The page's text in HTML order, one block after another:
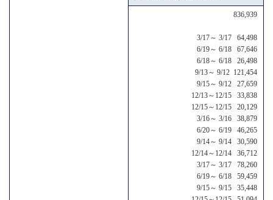
836,939
3/17～ 3/17 64,498
6/19～ 6/18 67,646
6/18～ 6/18 26,498
9/13～ 9/12 121,454
9/15～ 9/12 27,659
12/13～12/15 33,838
12/15～12/15 20,129
3/16～ 3/16 38,879
6/20～ 6/19 46,265
9/14～ 9/14 30,590
12/14～12/14 36,712
3/17～ 3/17 78,260
6/19～ 6/18 59,459
9/15～ 9/15 35,448